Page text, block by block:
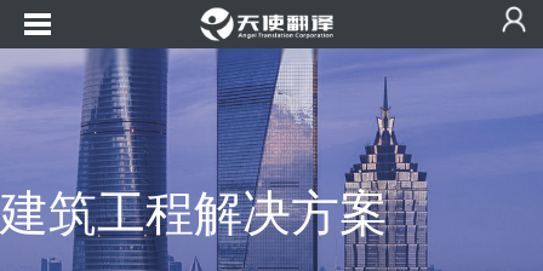
建筑工程解决方案